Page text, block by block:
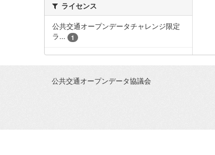
ライセンス
公共交通オープンデータチャレンジ限定
ラ...
1
公共交通オープンデータ協議会